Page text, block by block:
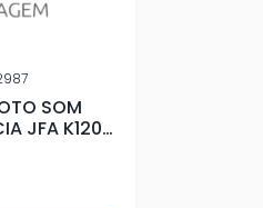
SOM
JFA K1200